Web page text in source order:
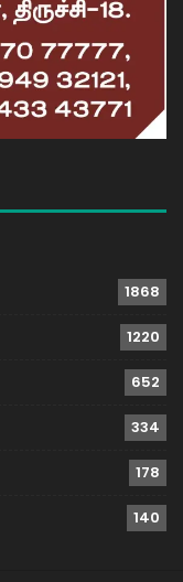
1868
1220
652
334
178
140